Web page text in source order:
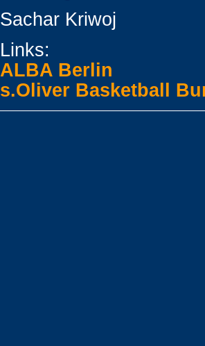
Sachar Kriwoj
Links:
ALBA Berlin
s.Oliver Basketball